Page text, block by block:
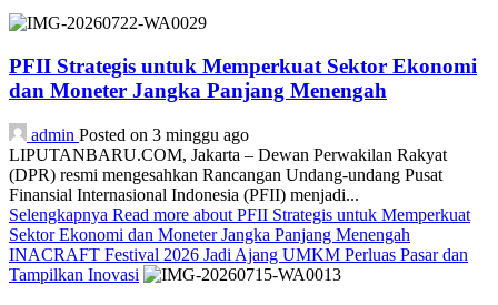
PFII Strategis untuk Memperkuat Sektor Ekonomi
dan Moneter Jangka Panjang Menengah
admin Posted on 3 minggu ago
LIPUTANBARU.COM, Jakarta – Dewan Perwakilan Rakyat
(DPR) resmi mengesahkan Rancangan Undang-undang Pusat
Finansial Internasional Indonesia (PFII) menjadi...
Selengkapnya Read more about PFII Strategis untuk Memperkuat
Sektor Ekonomi dan Moneter Jangka Panjang Menengah
INACRAFT Festival 2026 Jadi Ajang UMKM Perluas Pasar dan
Tampilkan Inovasi